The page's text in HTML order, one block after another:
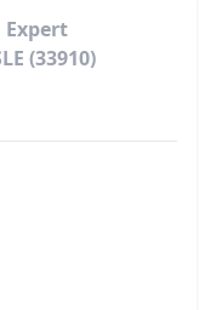
Expert
(33910)